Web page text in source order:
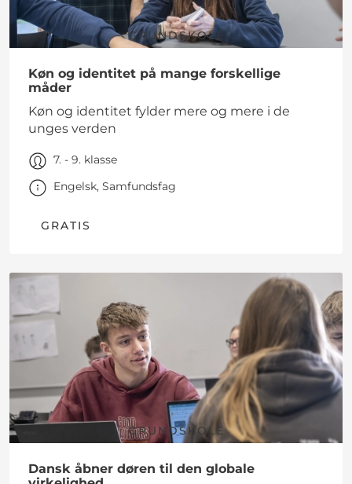
GRUNDSKOLE
Køn og identitet på mange forskellige
måder
Køn og identitet fylder mere og mere i de
unges verden
7. - 9. klasse
Engelsk, Samfundsfag
GRATIS
GRUNDSKOLE
Dansk åbner døren til den globale